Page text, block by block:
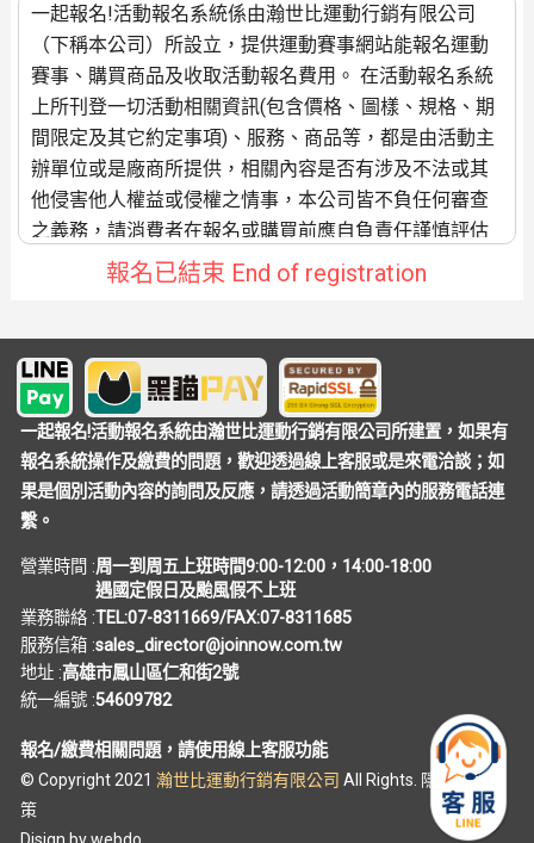
一起報名!活動報名系統係由瀚世比運動行銷有限公司
（下稱本公司）所設立，提供運動賽事網站能報名運動
賽事、購買商品及收取活動報名費用。 在活動報名系統
上所刊登一切活動相關資訊(包含價格、圖樣、規格、期
間限定及其它約定事項)、服務、商品等，都是由活動主
辦單位或是廠商所提供，相關內容是否有涉及不法或其
他侵害他人權益或侵權之情事，本公司皆不負任何審查
之義務，請消費者在報名或購買前應自負責任謹慎評估
要不要參加。 若消費者與廠商間就有關款項、商品品質
(規格、圖樣)、活動舉辦相關事宜、商品運送、發票開立
理，本公司不負任何保證及瑕疵擔保責任。 承上所示，
消費者的訂單(活動報名或是購買商品)送出成立後，繳費
通知單即會產生「系統處理費」費用，當消費者完成此
筆訂單繳費後，視同消費者認可收取「系統處理費」的
規定。繳費完成到系統完成對帳/造冊，即視為本公司成
功完成本次交易服務，所以如遇到活動或是商品退費，
統處理費的發票亦不作廢。 一起報名!活動報名系統之消
費者，於報名參加活動或購買商品前，應自行審慎考
慮、評估風險並自行決定要不要報名參加或是購買商
品，如果有上述契約上的爭議，消費者不得要求本公司
負起民、刑事之責任，消費者也不得對於本公司之帳
戶、資產，主張假扣押、假處分等保全程序，若因而造
成本公司損害，告訴人應對本公司負起完全之賠償責
任。 使用偽造的身分證件或是偽裝為外籍人士進行報
名，會構成刑法行使偽造文書罪。倘若因偽造行為排擠
報名已結束 End of registration
一起報名!活動報名系統由瀚世比運動行銷有限公司所建置，如果有
報名系統操作及繳費的問題，歡迎透過線上客服或是來電洽談；如
果是個別活動內容的詢問及反應，請透過活動簡章內的服務電話連
繫。
營業時間 :周一到周五上班時間9:00-12:00，14:00-18:00
遇國定假日及颱風假不上班
業務聯絡 :TEL:07-8311669/FAX:07-8311685
服務信箱 :sales_director@joinnow.com.tw
地址 :高雄市鳳山區仁和街2號
統一編號 :54609782
報名/繳費相關問題，請使用線上客服功能
© Copyright 2021 瀚世比運動行銷有限公司 All Rights. 隱私權政
策